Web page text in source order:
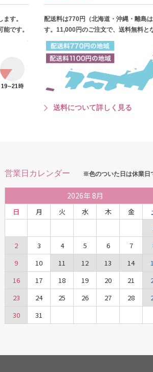
す。
です。
配送料は770円（北海道・沖縄・離島
す。11,000円のご注文で、送料無料と
送料について詳しく見る
営業日カレンダー ※色のついた日は休業日
2026年 8月
日 月 火 水 木 金
2
3 4 5 6 7
9
10 11 12 13 14
16
17 18 19 20 21
23
24 25 26 27 28
30
31